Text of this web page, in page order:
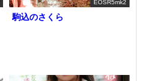
EOSR5mk2
駒込のさくら